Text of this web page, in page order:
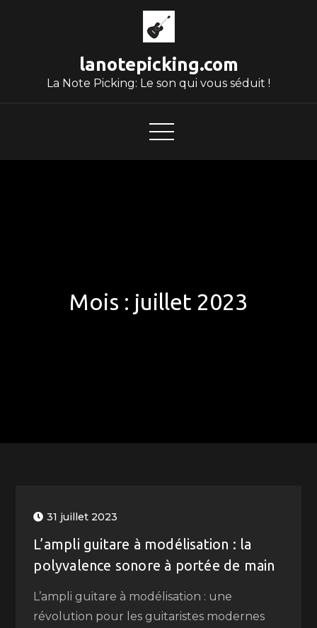
lanotepicking.com
La Note Picking: Le son qui vous séduit !
Mois : juillet 2023
31 juillet 2023
L’ampli guitare à modélisation : la
polyvalence sonore à portée de main
L’ampli guitare à modélisation : une
révolution pour les guitaristes modernes